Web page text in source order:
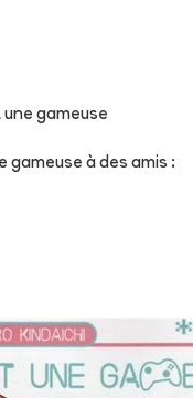
gameuse
gameuse à des amis :